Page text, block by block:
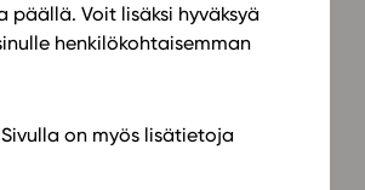
Voit lisäksi hyväksyä
henkilökohtaisemman
Sivulla on myös lisätietoja